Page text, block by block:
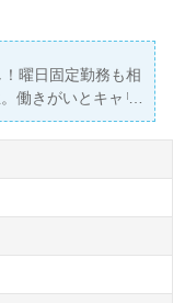
曜日固定勤務も相
働きがいとキャリ
家事や育児と両立
設見学も随時受付